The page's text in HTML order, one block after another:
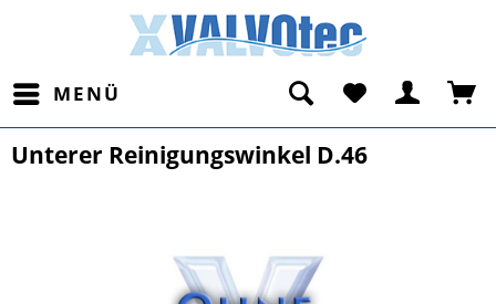
MENÜ
Unterer Reinigungswinkel D.46